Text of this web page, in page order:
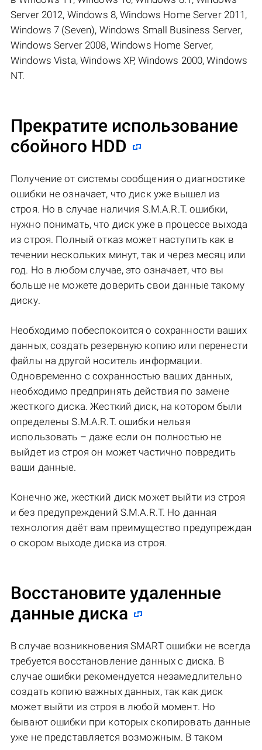
Server 2012, Windows 8, Windows Home Server 2011,
Windows 7 (Seven), Windows Small Business Server,
Windows Server 2008, Windows Home Server,
Windows Vista, Windows XP, Windows 2000, Windows
NT.
Прекратите использование
сбойного HDD
Получение от системы сообщения о диагностике
ошибки не означает, что диск уже вышел из
строя. Но в случае наличия S.M.A.R.T. ошибки,
нужно понимать, что диск уже в процессе выхода
из строя. Полный отказ может наступить как в
течении нескольких минут, так и через месяц или
год. Но в любом случае, это означает, что вы
больше не можете доверить свои данные такому
диску.
Необходимо побеспокоится о сохранности ваших
данных, создать резервную копию или перенести
файлы на другой носитель информации.
Одновременно с сохранностью ваших данных,
необходимо предпринять действия по замене
жесткого диска. Жесткий диск, на котором были
определены S.M.A.R.T. ошибки нельзя
использовать – даже если он полностью не
выйдет из строя он может частично повредить
ваши данные.
Конечно же, жесткий диск может выйти из строя
и без предупреждений S.M.A.R.T. Но данная
технология даёт вам преимущество предупреждая
о скором выходе диска из строя.
Восстановите удаленные
данные диска
В случае возникновения SMART ошибки не всегда
требуется восстановление данных с диска. В
случае ошибки рекомендуется незамедлительно
создать копию важных данных, так как диск
может выйти из строя в любой момент. Но
бывают ошибки при которых скопировать данные
уже не представляется возможным. В таком